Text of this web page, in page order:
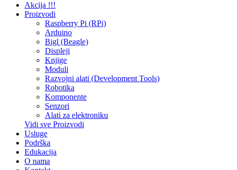
Akcija !!!
Proizvodi
Raspberry Pi (RPi)
Arduino
Bigl (Beagle)
Displеji
Knjige
Moduli
Razvojni alati (Development Tools)
Robotika
Komponente
Senzori
Alati za elektroniku
Vidi sve Proizvodi
Usluge
Podrška
Edukacija
O nama